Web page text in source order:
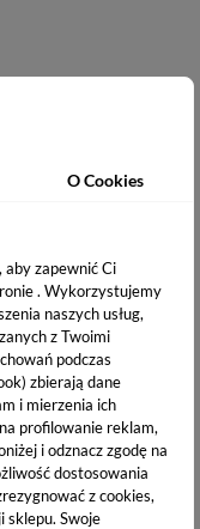
O Cookies
aby zapewnić Ci
. Wykorzystujemy
naszych usług,
z Twoimi
podczas
zbierają dane
i mierzenia ich
profilowanie reklam,
i odznacz zgodę na
dostosowania
z cookies,
sklepu. Swoje
dolarów?
do makijażu.
odcień kryje się
makijażu ust? Po które